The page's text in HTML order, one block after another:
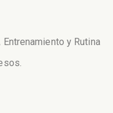
y Rutina